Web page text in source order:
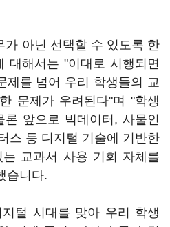
가 아닌 선택할 수 있도록 한
대해서는 "이대로 시행되면
제를 넘어 우리 학생들의 교
문제가 우려된다"며 "학생
론 앞으로 빅데이터, 사물인
스 등 디지털 기술에 기반한
교과서 사용 기회 자체를
습니다.
털 시대를 맞아 우리 학생